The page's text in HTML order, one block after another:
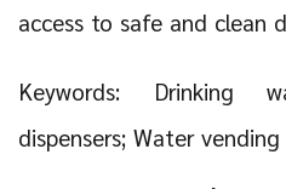
access to safe and clean
Keywords: Drinking
dispensers; Water